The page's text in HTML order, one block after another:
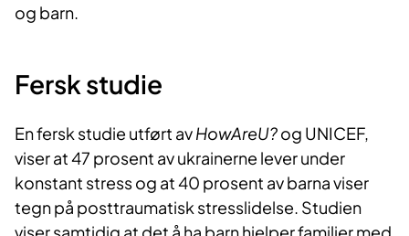
og barn.
Fersk studie
En fersk studie utført avHowAreU?og UNICEF,
viser at 47 prosent av ukrainerne lever under
konstant stress og at 40 prosent av barna viser
tegn på posttraumatisk stresslidelse. Studien